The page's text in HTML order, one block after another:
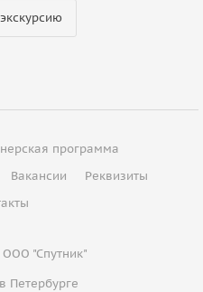
программа
Вакансии
Реквизиты
ООО "Спутник"
Петербурге